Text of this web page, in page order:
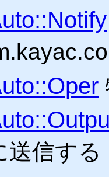
送信する